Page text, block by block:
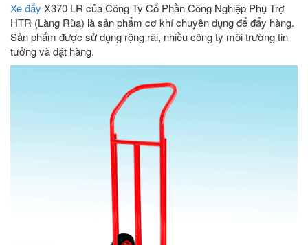
Xe đẩy X370 LR của Công Ty Cổ Phần Công Nghiệp Phụ Trợ
HTR (Làng Rùa) là sản phẩm cơ khí chuyên dụng để đẩy hàng.
Sản phẩm được sử dụng rộng rãi, nhiều công ty môi trường tin
tưởng và đặt hàng.